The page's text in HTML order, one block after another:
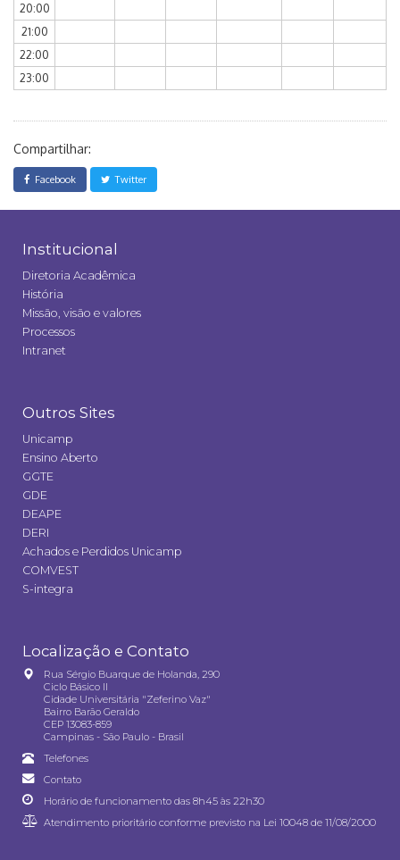
20:00
21:00
22:00
23:00
Compartilhar:
Facebook Twitter
Institucional
Diretoria Acadêmica
História
Missão, visão e valores
Processos
Intranet
Outros Sites
Unicamp
Ensino Aberto
GGTE
GDE
DEAPE
DERI
Achados e Perdidos Unicamp
COMVEST
S-integra
Localização e Contato
Rua Sérgio Buarque de Holanda, 290
Ciclo Básico II
Cidade Universitária "Zeferino Vaz"
Bairro Barão Geraldo
CEP 13083-859
Campinas - São Paulo - Brasil
Telefones
Contato
Horário de funcionamento das 8h45 às 22h30
Atendimento prioritário conforme previsto na Lei 10048 de 11/08/2000